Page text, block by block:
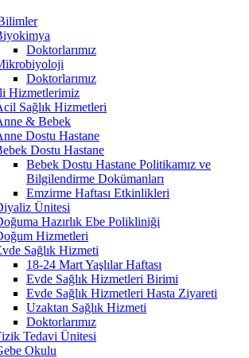
Doktorlarımız
Doktorlarımız
Hizmetlerimiz
Sağlık Hizmetleri
& Bebek
Dostu Hastane
Dostu Hastane
Bebek Dostu Hastane Politikamız ve
Bilgilendirme Dokümanları
Emzirme Haftası Etkinlikleri
Ünitesi
Hazırlık Ebe Polikliniği
Hizmetleri
Sağlık Hizmeti
18-24 Mart Yaşlılar Haftası
Evde Sağlık Hizmetleri Birimi
Evde Sağlık Hizmetleri Hasta Ziyareti
Uzaktan Sağlık Hizmeti
Doktorlarımız
Tedavi Ünitesi
Okulu